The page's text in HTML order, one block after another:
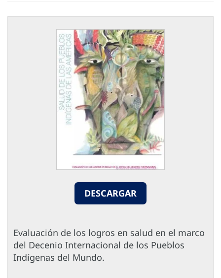
DESCARGAR
Evaluación de los logros en salud en el marco
del Decenio Internacional de los Pueblos
Indígenas del Mundo.